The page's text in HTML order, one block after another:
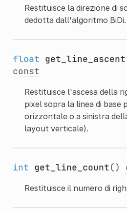
Restituisce la direzione di
dedotta dall'algoritmo BiDi.
float get_line_ascent
const
Restituisce l'ascesa della
pixel sopra la linea di base
orizzontale o a sinistra
layout verticale).
int get_line_count()
Restituisce il numero di